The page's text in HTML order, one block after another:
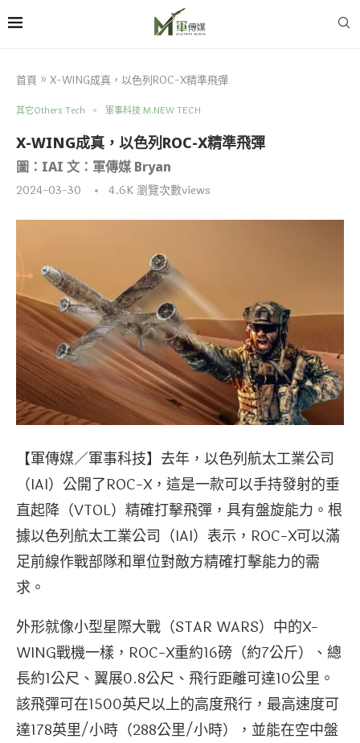
首頁 » X-WING成真，以色列ROC-X精準飛彈
其它Others Tech 軍事科技 M.NEW TECH
X-WING成真，以色列ROC-X精準飛彈
圖：IAI 文：軍傳媒 Bryan
2024-03-30 4.6K瀏覽次數views
【軍傳媒／軍事科技】去年，以色列航太工業公司
（IAI）公開了ROC-X，這是一款可以手持發射的垂
直起降（VTOL）精確打擊飛彈，具有盤旋能力。根
據以色列航太工業公司（IAI）表示，ROC-X可以滿
足前線作戰部隊和單位對敵方精確打擊能力的需
求。
外形就像小型星際大戰（STAR WARS）中的X-
WING戰機一樣，ROC-X重約16磅（約7公斤）、總
長約1公尺、翼展0.8公尺、飛行距離可達10公里。
該飛彈可在1500英尺以上的高度飛行，最高速度可
達178英里/小時（288公里/小時），並能在空中盤